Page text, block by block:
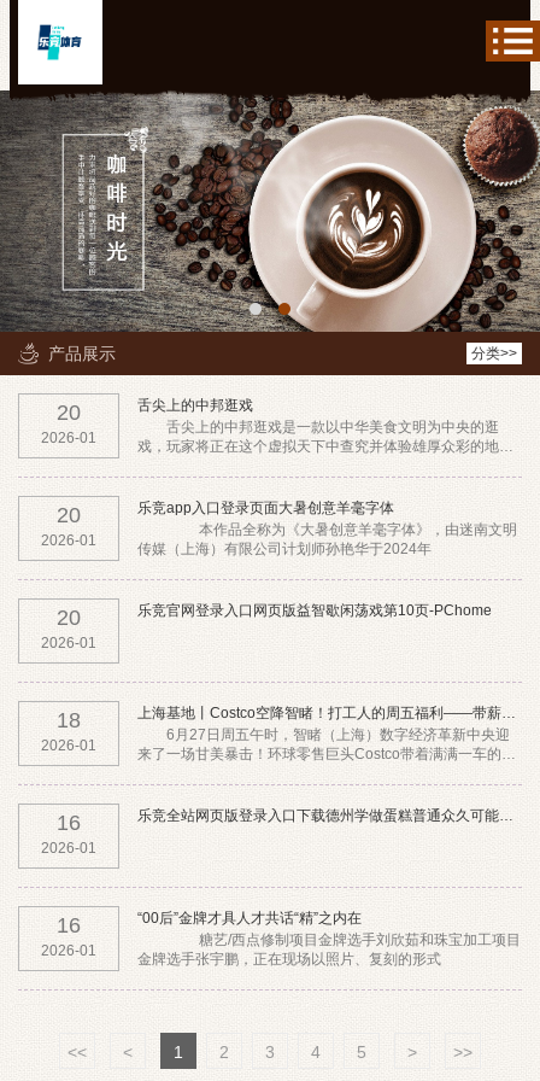
产品展示 分类>>
20
2026-01
舌尖上的中邦逛戏
舌尖上的中邦逛戏是一款以中华美食文明为中央的逛
戏，玩家将正在这个虚拟天下中查究并体验雄厚众彩的地方
20
2026-01
乐竞app入口登录页面大暑创意羊毫字体
传媒（上海）有限公司计划师孙艳华于2024年
20
2026-01
乐竞官网登录入口网页版益智歇闲荡戏第10页-PChome
18
2026-01
上海基地丨Costco空降智睹！打工人的周五福利——带薪吃甜
6月27日周五午时，智睹（上海）数字经济革新中央迎
来了一场甘美暴击！环球零售巨头Costco带着满满一车的明
16
2026-01
乐竞全站网页版登录入口下载德州学做蛋糕普通众久可能出师？是非
16
2026-01
“00后”金牌才具人才共话“精”之内在
金牌选手张宇鹏，正在现场以照片、复刻的形式
<< < 1 2 3 4 5 > >>